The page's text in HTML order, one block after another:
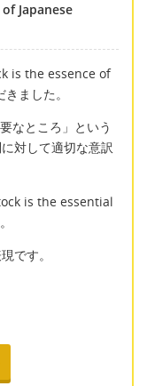
Japanese
is the essence of
ました。
なところ」という
対して適切な意訳
is the essential
です。